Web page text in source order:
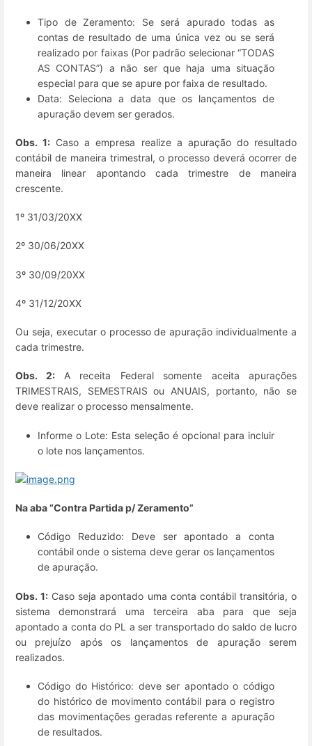
Tipo de Zeramento: Se será apurado todas as
contas de resultado de uma única vez ou se será
realizado por faixas (Por padrão selecionar “TODAS
AS CONTAS”) a não ser que haja uma situação
especial para que se apure por faixa de resultado.
Data: Seleciona a data que os lançamentos de
apuração devem ser gerados.
Obs. 1: Caso a empresa realize a apuração do resultado
contábil de maneira trimestral, o processo deverá ocorrer de
maneira linear apontando cada trimestre de maneira
crescente.
1º 31/03/20XX
2º 30/06/20XX
3º 30/09/20XX
4º 31/12/20XX
Ou seja, executar o processo de apuração individualmente a
cada trimestre.
Obs. 2: A receita Federal somente aceita apurações
TRIMESTRAIS, SEMESTRAIS ou ANUAIS, portanto, não se
deve realizar o processo mensalmente.
Informe o Lote: Esta seleção é opcional para incluir
o lote nos lançamentos.
Na aba “Contra Partida p/ Zeramento”
Código Reduzido: Deve ser apontado a conta
contábil onde o sistema deve gerar os lançamentos
de apuração.
Obs. 1: Caso seja apontado uma conta contábil transitória, o
sistema demonstrará uma terceira aba para que seja
apontado a conta do PL a ser transportado do saldo de lucro
ou prejuízo após os lançamentos de apuração serem
realizados.
Código do Histórico: deve ser apontado o código
do histórico de movimento contábil para o registro
das movimentações geradas referente a apuração
de resultados.